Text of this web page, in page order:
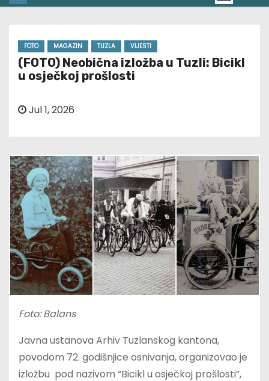
FOTO MAGAZIN TUZLA VIJESTI
(FOTO) Neobična izložba u Tuzli: Bicikl
u osječkoj prošlosti
Jul 1, 2026
Foto: Balans
Javna ustanova Arhiv Tuzlanskog kantona,
povodom 72. godišnjice osnivanja, organizovao je
izložbu pod nazivom “Bicikl u osječkoj prošlosti”,